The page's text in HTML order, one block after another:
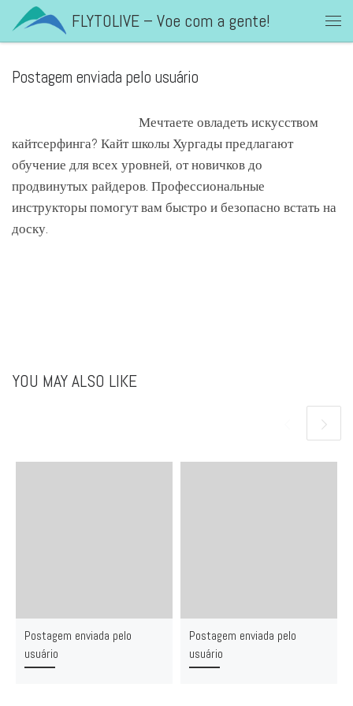
Skip to contentFLYTOLIVE – Voe com a gente!
Postagem enviada pelo usuário
Мечтаете овладеть искусством
кайтсерфинга? Кайт школы Хургады предлагают
обучение для всех уровней, от новичков до
продвинутых райдеров. Профессиональные
инструкторы помогут вам быстро и безопасно встать на
доску.
YOU MAY ALSO LIKE
Postagem enviada pelo
usuário
Postagem enviada pelo
usuário